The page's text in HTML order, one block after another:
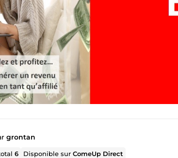
grontan
6 Disponible surComeUp Direct